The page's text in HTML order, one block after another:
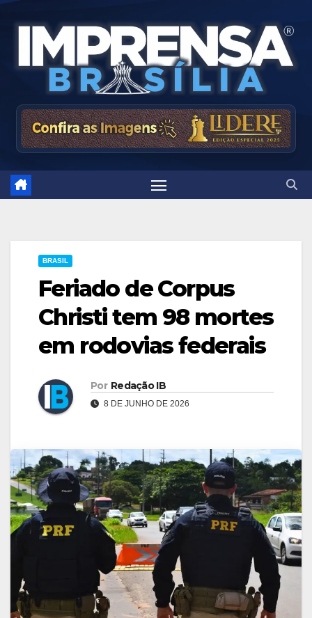
BRASIL
Feriado de Corpus
Christi tem 98 mortes
em rodovias federais
Por Redação IB
8 DE JUNHO DE 2026